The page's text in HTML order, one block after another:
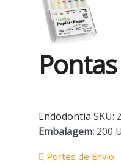
Endodontia SKU:
Embalagem: 200
Portes de Envio